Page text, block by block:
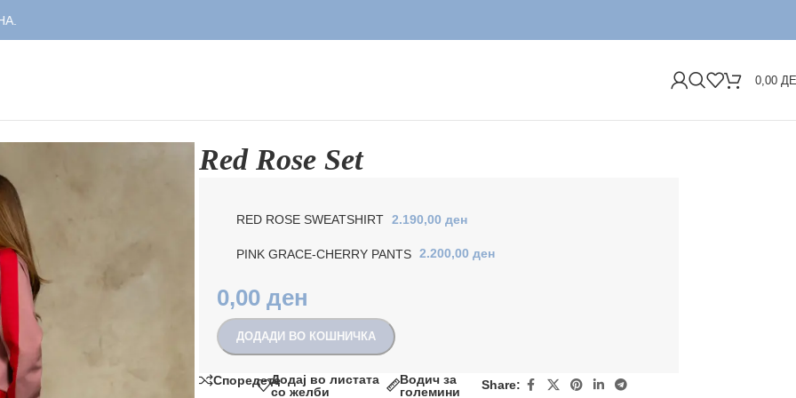
0,00
Red Rose Set
RED ROSE SWEATSHIRT 2.190,00 ден
PINK GRACE-CHERRY PANTS 2.200,00 ден
0,00 ден
ДОДАДИ ВО КОШНИЧКА
СпоредетеДодај во листата
со желби
Водич за
големини
Share: